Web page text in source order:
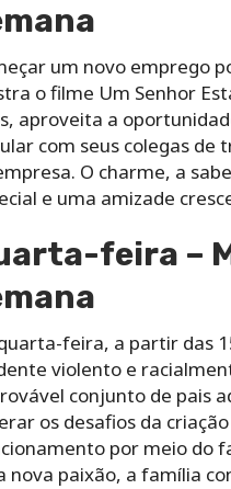
um novo emprego
o filme Um Senhor
aproveita a
com seus colegas de
O charme, a
e uma amizade
feira –
feira, a partir das
violento e
conjunto de pais
os desafios da
por meio do
nova paixão, a família